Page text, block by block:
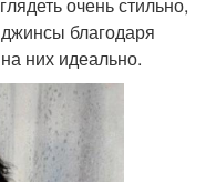
благодаря
них идеально.